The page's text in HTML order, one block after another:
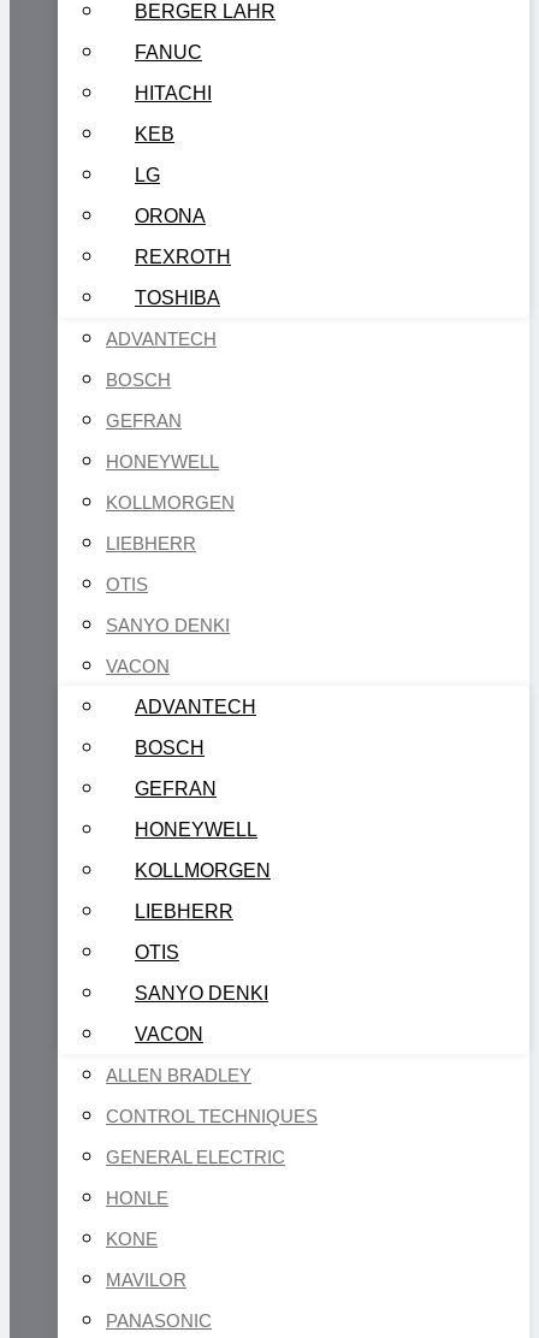
BERGER LAHR
FANUC
HITACHI
KEB
LG
ORONA
REXROTH
TOSHIBA
ADVANTECH
BOSCH
GEFRAN
HONEYWELL
KOLLMORGEN
LIEBHERR
OTIS
SANYO DENKI
VACON
ADVANTECH
BOSCH
GEFRAN
HONEYWELL
KOLLMORGEN
LIEBHERR
OTIS
SANYO DENKI
VACON
ALLEN BRADLEY
CONTROL TECHNIQUES
GENERAL ELECTRIC
HONLE
KONE
MAVILOR
PANASONIC